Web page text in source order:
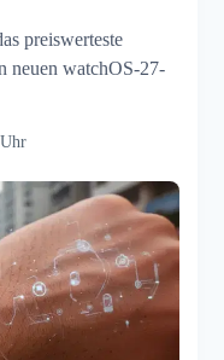
preiswerteste
neuen watchOS-27-